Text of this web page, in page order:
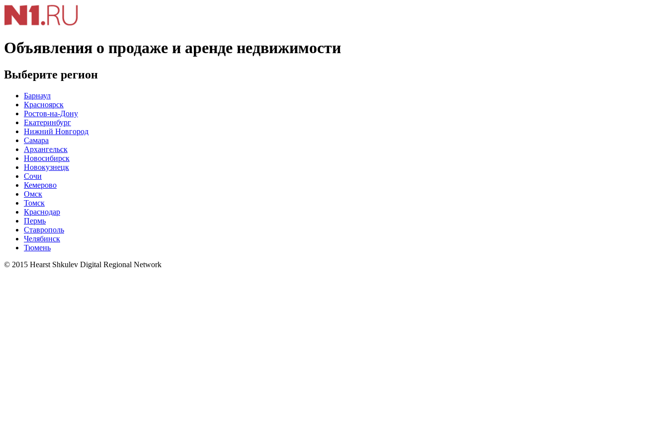
Объявления о продаже и аренде недвижимости
Выберите регион
Барнаул
Красноярск
Ростов-на-Дону
Екатеринбург
Нижний Новгород
Самара
Архангельск
Новосибирск
Новокузнецк
Сочи
Кемерово
Омск
Томск
Краснодар
Пермь
Ставрополь
Челябинск
Тюмень
© 2015 Hearst Shkulev Digital Regional Network